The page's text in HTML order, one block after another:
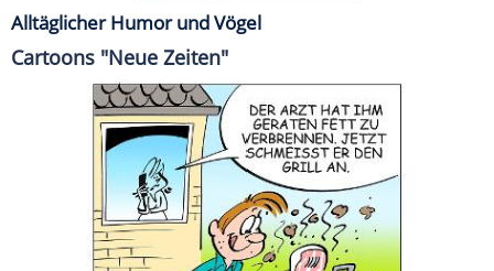
Alltäglicher Humor und Vögel
Cartoons "Neue Zeiten"